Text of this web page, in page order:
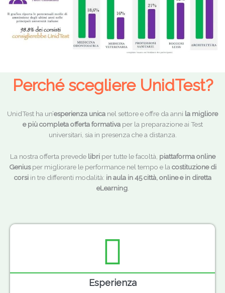
Perché scegliere UnidTest?
UnidTest ha un’esperienza unica nel settore e offre da anni la migliore
e più completa offerta formativaper la preparazione ai Test
universitari, sia in presenza che a distanza.
La nostra offerta prevede libriper tutte le facoltà, piattaforma online
Geniusper migliorare le performance nel tempo e la costituzione di
corsiin tre differenti modalità: in aula in 45 città, online e in diretta
eLearning.
Esperienza